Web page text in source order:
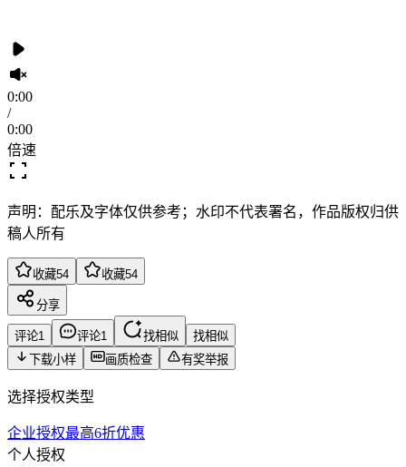
0:00
/
0:00
倍速
声明：配乐及字体仅供参考；水印不代表署名，作品版权归供
稿人所有
收藏54 收藏54
分享
评论1 评论1 找相似
找相似
下载小样
画质检查 有奖举报
选择授权类型
企业授权最高6折优惠
个人授权